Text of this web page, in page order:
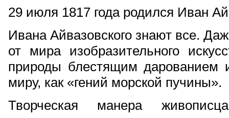
29 июля 1817 года родился Иван
Ивана Айвазовского знают все.
от мира изобразительного
природы блестящим дарованием
миру, как «гений морской пучины».
Творческая манера